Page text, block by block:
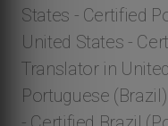
States - Certified
United States -
Translator in
Portuguese